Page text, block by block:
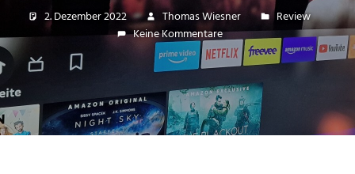
2. Dezember 2022 Thomas Wiesner
Review
Keine Kommentare